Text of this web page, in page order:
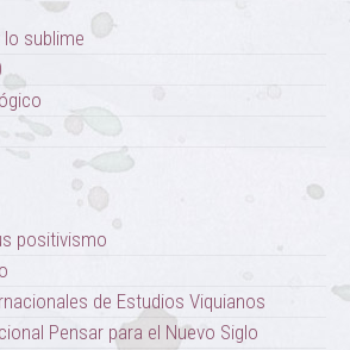
lo sublime
positivismo
de Estudios Viquianos
Pensar para el Nuevo Siglo